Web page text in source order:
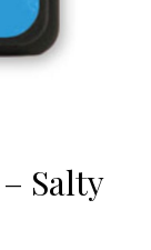
Salty